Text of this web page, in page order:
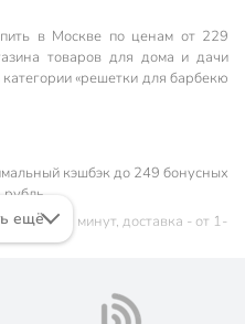
в Москве по ценам от 229
товаров для дома и дачи
«решетки для барбекю
кэшбэк до 249 бонусных
от 60 минут, доставка - от 1-
сделать заказ и оплатить
сети магазинов Порядок.
ещё